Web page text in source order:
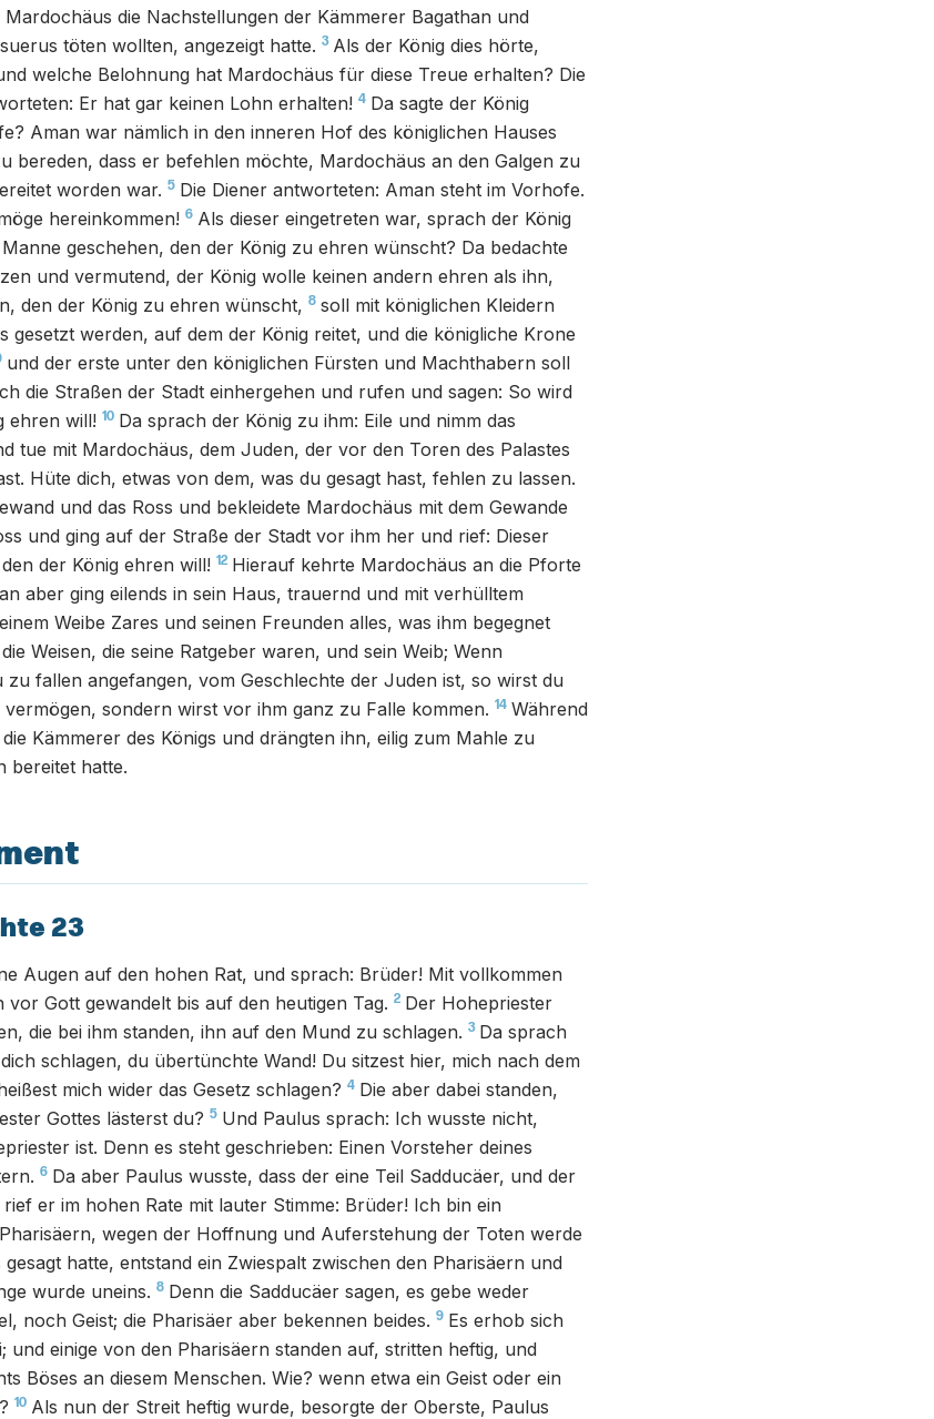
die Nachstellungen der Kämmerer Bagathan und
töten wollten, angezeigt hatte. 3 Als der König dies hörte,
welche Belohnung hat Mardochäus für diese Treue erhalten? Die
Er hat gar keinen Lohn erhalten! 4 Da sagte der König
Aman war nämlich in den inneren Hof des königlichen Hauses
bereden, dass er befehlen möchte, Mardochäus an den Galgen zu
worden war. 5 Die Diener antworteten: Aman steht im Vorhofe.
hereinkommen! 6 Als dieser eingetreten war, sprach der König
geschehen, den der König zu ehren wünscht? Da bedachte
und vermutend, der König wolle keinen andern ehren als ihn,
den der König zu ehren wünscht, 8 soll mit königlichen Kleidern
gesetzt werden, auf dem der König reitet, und die königliche Krone
und der erste unter den königlichen Fürsten und Machthabern soll
die Straßen der Stadt einhergehen und rufen und sagen: So wird
ehren will! 10 Da sprach der König zu ihm: Eile und nimm das
tue mit Mardochäus, dem Juden, der vor den Toren des Palastes
Hüte dich, etwas von dem, was du gesagt hast, fehlen zu lassen.
und das Ross und bekleidete Mardochäus mit dem Gewande
und ging auf der Straße der Stadt vor ihm her und rief: Dieser
der König ehren will! 12 Hierauf kehrte Mardochäus an die Pforte
aber ging eilends in sein Haus, trauernd und mit verhülltem
Weibe Zares und seinen Freunden alles, was ihm begegnet
Weisen, die seine Ratgeber waren, und sein Weib; Wenn
fallen angefangen, vom Geschlechte der Juden ist, so wirst du
sondern wirst vor ihm ganz zu Falle kommen. 14 Während
Kämmerer des Königs und drängten ihn, eilig zum Mahle zu
bereitet hatte.
23
Augen auf den hohen Rat, und sprach: Brüder! Mit vollkommen
vor Gott gewandelt bis auf den heutigen Tag. 2 Der Hohepriester
die bei ihm standen, ihn auf den Mund zu schlagen. 3 Da sprach
schlagen, du übertünchte Wand! Du sitzest hier, mich nach dem
mich wider das Gesetz schlagen? 4 Die aber dabei standen,
Gottes lästerst du? 5 Und Paulus sprach: Ich wusste nicht,
ist. Denn es steht geschrieben: Einen Vorsteher deines
6 Da aber Paulus wusste, dass der eine Teil Sadducäer, und der
er im hohen Rate mit lauter Stimme: Brüder! Ich bin ein
wegen der Hoffnung und Auferstehung der Toten werde
gesagt hatte, entstand ein Zwiespalt zwischen den Pharisäern und
wurde uneins. 8 Denn die Sadducäer sagen, es gebe weder
noch Geist; die Pharisäer aber bekennen beides. 9 Es erhob sich
und einige von den Pharisäern standen auf, stritten heftig, und
Böses an diesem Menschen. Wie? wenn etwa ein Geist oder ein
10 Als nun der Streit heftig wurde, besorgte der Oberste, Paulus